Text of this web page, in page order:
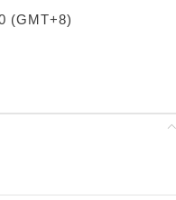
(GMT+8)